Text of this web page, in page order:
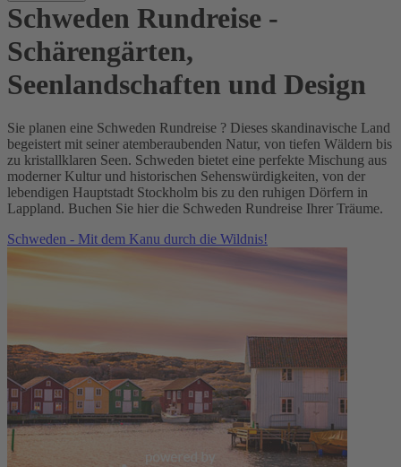
Schweden Rundreise -
Schärengärten,
Seenlandschaften und Design
Sie planen eine Schweden Rundreise ? Dieses skandinavische Land
begeistert mit seiner atemberaubenden Natur, von tiefen Wäldern bis
zu kristallklaren Seen. Schweden bietet eine perfekte Mischung aus
moderner Kultur und historischen Sehenswürdigkeiten, von der
lebendigen Hauptstadt Stockholm bis zu den ruhigen Dörfern in
Lappland. Buchen Sie hier die Schweden Rundreise Ihrer Träume.
Schweden - Mit dem Kanu durch die Wildnis!